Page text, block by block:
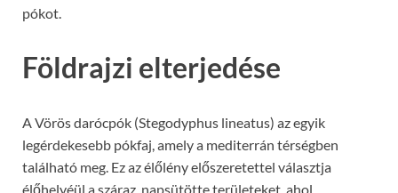
pókot.
Földrajzi elterjedése
A Vörös darócpók (Stegodyphus lineatus) az egyik
legérdekesebb pókfaj, amely a mediterrán térségben
található meg. Ez az élőlény előszeretettel választja
élőhelyéül a száraz, napsütötte területeket, ahol